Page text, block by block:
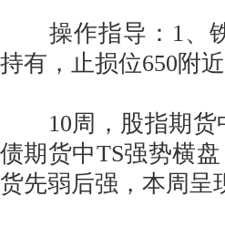
操作指导：1、铁
持有，止损位650附
10周，股指期货
债期货中TS强势横
货先弱后强，本周呈